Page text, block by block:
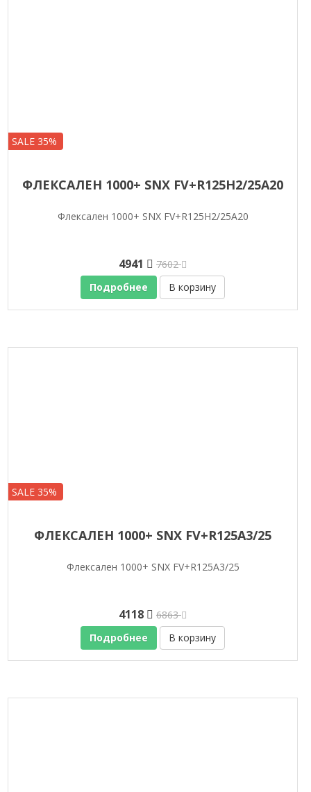
SALE 35%
ФЛЕКСАЛЕН 1000+ SNX FV+R125H2/25A20
Флексален 1000+ SNX FV+R125H2/25A20
4941
7602
Подробнее
В корзину
SALE 35%
ФЛЕКСАЛЕН 1000+ SNX FV+R125A3/25
Флексален 1000+ SNX FV+R125A3/25
4118
6863
Подробнее
В корзину